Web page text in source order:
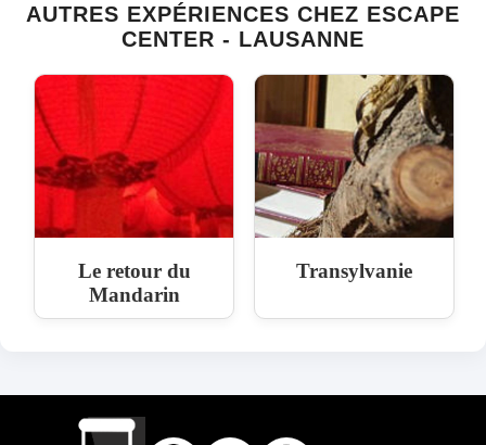
AUTRES EXPÉRIENCES CHEZ ESCAPE
CENTER - LAUSANNE
Le retour du
Mandarin
Transylvanie